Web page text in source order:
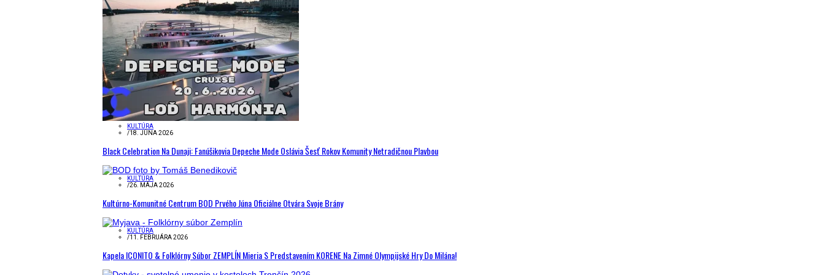
KULTÚRA
/18. JÚNA 2026
Black Celebration Na Dunaji: Fanúšikovia Depeche Mode Oslávia Šesť Rokov Komunity Netradičnou Plavbou
KULTÚRA
/26. MÁJA 2026
Kultúrno-Komunitné Centrum BOD Prvého Júna Oficiálne Otvára Svoje Brány
KULTÚRA
/11. FEBRUÁRA 2026
Kapela ICONITO & Folklórny Súbor ZEMPLÍN Mieria S Predstavením KORENE Na Zimné Olympijské Hry Do Milána!